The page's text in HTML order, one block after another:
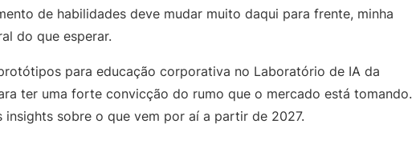
de habilidades deve mudar muito daqui para frente, minha
do que esperar.
para educação corporativa no Laboratório de IA da
ter uma forte convicção do rumo que o mercado está tomando.
insights sobre o que vem por aí a partir de 2027.